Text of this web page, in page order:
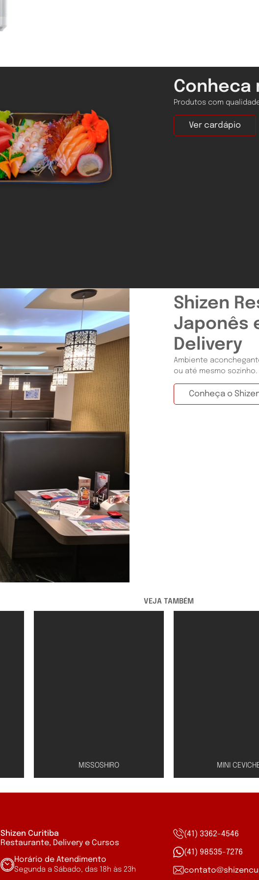
Conheca
Produtos com
Ver cardápio
Shizen
Japonês
Delivery
Ambiente
ou até mesmo sozinho.
Conheça o
VEJA TAMBÉM
MISSOSHIRO
Caldo à base de missô, tofu,
shoyu e cebolinha
MINI
Peixe à escolha
molho especial
Shizen Curitiba
Restaurante, Delivery e Cursos
Horário de Atendimento
Segunda a Sábado, das 18h às 23h
(41) 3362-4546
(41) 98535-7276